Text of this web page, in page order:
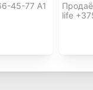
45-77 А1
life